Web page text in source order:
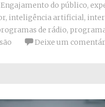
Engajamento do público,
, inteligência artificial,
de rádio,
Deixe um